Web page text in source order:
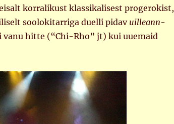
korralikust klassikalisest progerokist,
soolokitarriga duelli pidav uilleann-
hitte (“Chi-Rho” jt) kui uuemaid